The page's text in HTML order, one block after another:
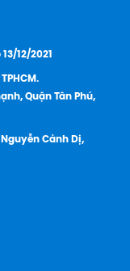
12/2021
Quận Tân Phú,
Cảnh Dị,